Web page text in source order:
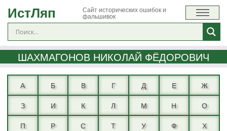
ИстЛяп Сайт исторических ошибок и
фальшивок
ШАХМАГОНОВ НИКОЛАЙ ФЁДОРОВИЧ
А Б В Г Д Е
Ж
З
И К Л М Н
О
П
Р С Т У Ф
Х